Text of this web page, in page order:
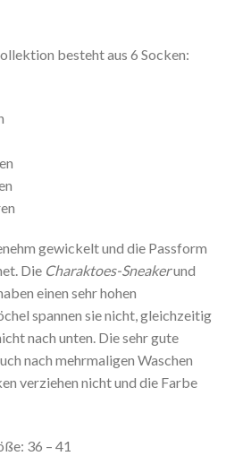
besteht aus 6 Socken:
gewickelt und die Passform
Die Charaktoes-Sneakerund
einen sehr hohen
spannen sie nicht, gleichzeitig
nach unten. Die sehr gute
nach mehrmaligen Waschen
verziehen nicht und die Farbe
36 – 41